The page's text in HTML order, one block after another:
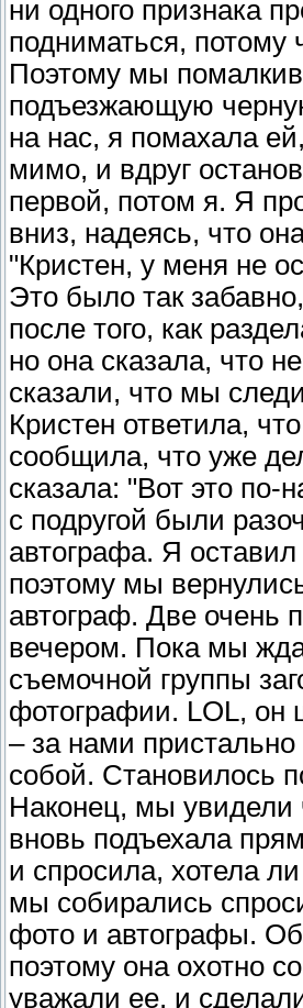
ни одного признака
подниматься, потому
Поэтому мы
подъезжающую
на нас, я помахала
мимо, и вдруг
первой, потом я. Я
вниз, надеясь, что
"Кристен, у меня не
Это было так
после того, как
но она сказала, что
сказали, что мы
Кристен ответила,
сообщила, что уже
сказала: "Вот это
с подругой были
автографа. Я
поэтому мы
автограф. Две очень
вечером. Пока мы
съемочной группы
фотографии. LOL, он
– за нами
собой. Становилось
Наконец, мы
вновь подъехала
и спросила, хотела
мы собирались
фото и автографы.
поэтому она охотно
уважали ее, и